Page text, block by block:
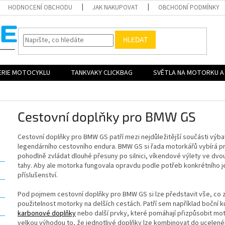
HODNOCENÍ OBCHODU JAK NAKUPOVAT OBCHODNÍ PODMÍNKY
HLEDAT
MOTOCYKLU TANKVAKY CLICKBAG
SVĚTLA NA MOTORKU
Cestovní doplňky pro BMW GS
Cestovní doplňky pro BMW GS patří mezi nejdůležitější součásti
legendárního cestovního endura. BMW GS si řada motorkářů vybírá
pohodlně zvládat dlouhé přesuny po silnici, víkendové výlety ve
tahy. Aby ale motorka fungovala opravdu podle potřeb
příslušenství.
Pod pojmem cestovní doplňky pro BMW GS si lze představit vše,
použitelnost motorky na delších cestách. Patří sem například boční
karbonové doplňkynebo další prvky, které pomáhají přizpůsobit
velkou výhodou to, že jednotlivé doplňky lze kombinovat do